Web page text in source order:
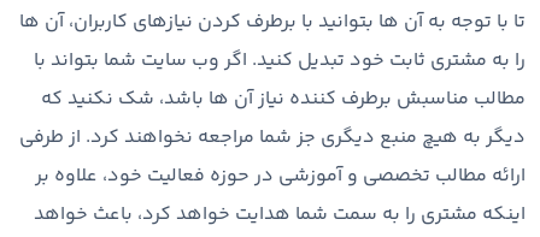
تا با توجه به آن ها بتوانید با برطرف کردن نیازهای کاربران، آن ها
را به مشتری ثابت خود تبدیل کنید. اگر وب سایت شما بتواند با
مطالب مناسبش برطرف کننده نیاز آن ها باشد، شک نکنید که
دیگر به هیچ منبع دیگری جز شما مراجعه نخواهند کرد. از طرفی
ارائه مطالب تخصصی و آموزشی در حوزه فعالیت خود، علاوه بر
اینکه مشتری را به سمت شما هدایت خواهد کرد، باعث خواهد